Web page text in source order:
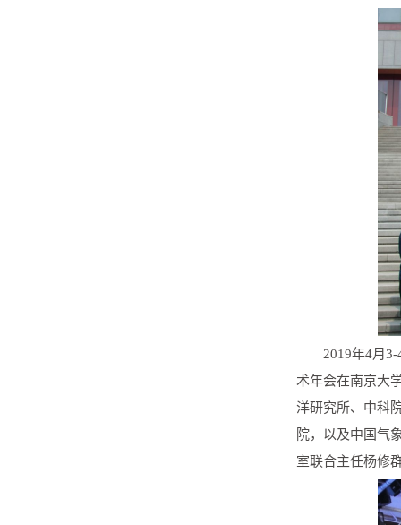
2019年4月
术年会在南京大
洋研究所、中科
院，以及中国气
室联合主任杨修